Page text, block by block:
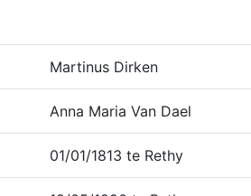
Martinus Dirken
Anna Maria Van Dael
01/01/1813 te Rethy